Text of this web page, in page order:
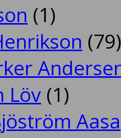
(1)
(79)
Löv (1)
Aasa